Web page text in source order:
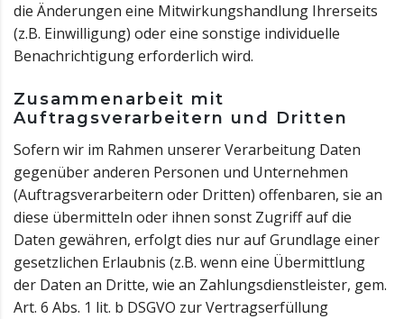
die Änderungen eine Mitwirkungshandlung Ihrerseits
(z.B. Einwilligung) oder eine sonstige individuelle
Benachrichtigung erforderlich wird.
Zusammenarbeit mit
Auftragsverarbeitern und Dritten
Sofern wir im Rahmen unserer Verarbeitung Daten
gegenüber anderen Personen und Unternehmen
(Auftragsverarbeitern oder Dritten) offenbaren, sie an
diese übermitteln oder ihnen sonst Zugriff auf die
Daten gewähren, erfolgt dies nur auf Grundlage einer
gesetzlichen Erlaubnis (z.B. wenn eine Übermittlung
der Daten an Dritte, wie an Zahlungsdienstleister, gem.
Art. 6 Abs. 1 lit. b DSGVO zur Vertragserfüllung